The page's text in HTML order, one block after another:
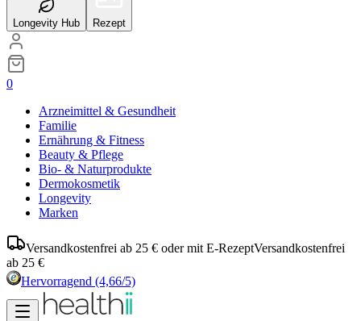
Longevity Hub Rezept
0
Arzneimittel & Gesundheit
Familie
Ernährung & Fitness
Beauty & Pflege
Bio- & Naturprodukte
Dermokosmetik
Longevity
Marken
Versandkostenfrei ab 25 € oder mit E-RezeptVersandkostenfrei
ab 25 €
Hervorragend (4,66/5)